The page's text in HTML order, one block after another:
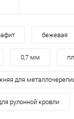
Купить в 1
В избранное
бежевая
0,7 мм
для
рулонной кровли